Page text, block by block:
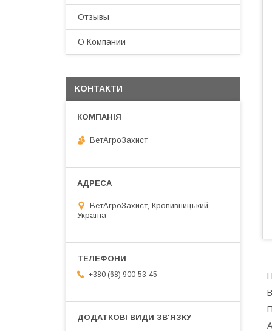
Отзывы
О Компании
КОНТАКТИ
ВетАгроЗахист
ВетАгроЗахист, Кропивницький,
Україна
+380 (68) 900-53-45